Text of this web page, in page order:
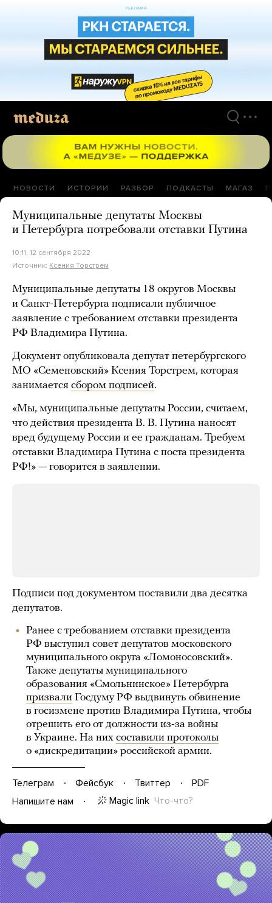
НОВОСТИ ИСТОРИИ РАЗБОР ПОДКАСТЫ МАГАЗ
Муниципальные депутаты Москвы
и Петербурга потребовали отставки Путина
10:11, 12 сентября 2022
Источник: Ксения Торстрем
Муниципальные депутаты 18 округов Москвы
и Санкт-Петербурга подписали публичное
заявление с требованием отставки президента
РФ Владимира Путина.
Документ опубликовала депутат петербургского
МО «Семеновский» Ксения Торстрем, которая
занимается сбором подписей.
«Мы, муниципальные депутаты России, считаем,
что действия президента В. В. Путина наносят
вред будущему России и ее гражданам. Требуем
отставки Владимира Путина с поста президента
РФ!» — говорится в заявлении.
Подписи под документом поставили два десятка
депутатов.
Ранее с требованием отставки президента
РФ выступил совет депутатов московского
муниципального округа «Ломоносовский».
Также депутаты муниципального
образования «Смольнинское» Петербурга
призвали Госдуму РФ выдвинуть обвинение
в госизмене против Владимира Путина, чтобы
отрешить его от должности из-за войны
в Украине. На них составили протоколы
о «дискредитации» российской армии.
Телеграм Фейсбук Твиттер
PDF
Напишите нам
Magic link Что-что?